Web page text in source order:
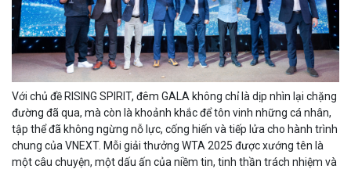
Với chủ đề RISING SPIRIT, đêm GALA không chỉ là dịp nhìn lại chặng
đường đã qua, mà còn là khoảnh khắc để tôn vinh những cá nhân,
tập thể đã không ngừng nỗ lực, cống hiến và tiếp lửa cho hành trình
chung của VNEXT. Mỗi giải thưởng WTA 2025 được xướng tên là
một câu chuyện, một dấu ấn của niềm tin, tinh thần trách nhiệm và